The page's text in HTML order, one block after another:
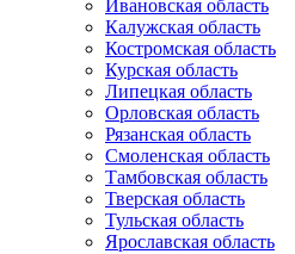
Ивановская область
Калужская область
Костромская область
Курская область
Липецкая область
Орловская область
Рязанская область
Смоленская область
Тамбовская область
Тверская область
Тульская область
Ярославская область